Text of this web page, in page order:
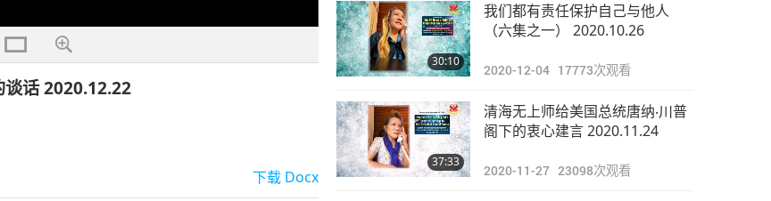
谈话 2020.12.22
下载 Docx
30:10
我们都有责任保护自己与他人
（六集之一） 2020.10.26
2020-12-04 17773次观看
37:33
清海无上师给美国总统唐纳‧川普
阁下的衷心建言 2020.11.24
2020-11-27 23098次观看